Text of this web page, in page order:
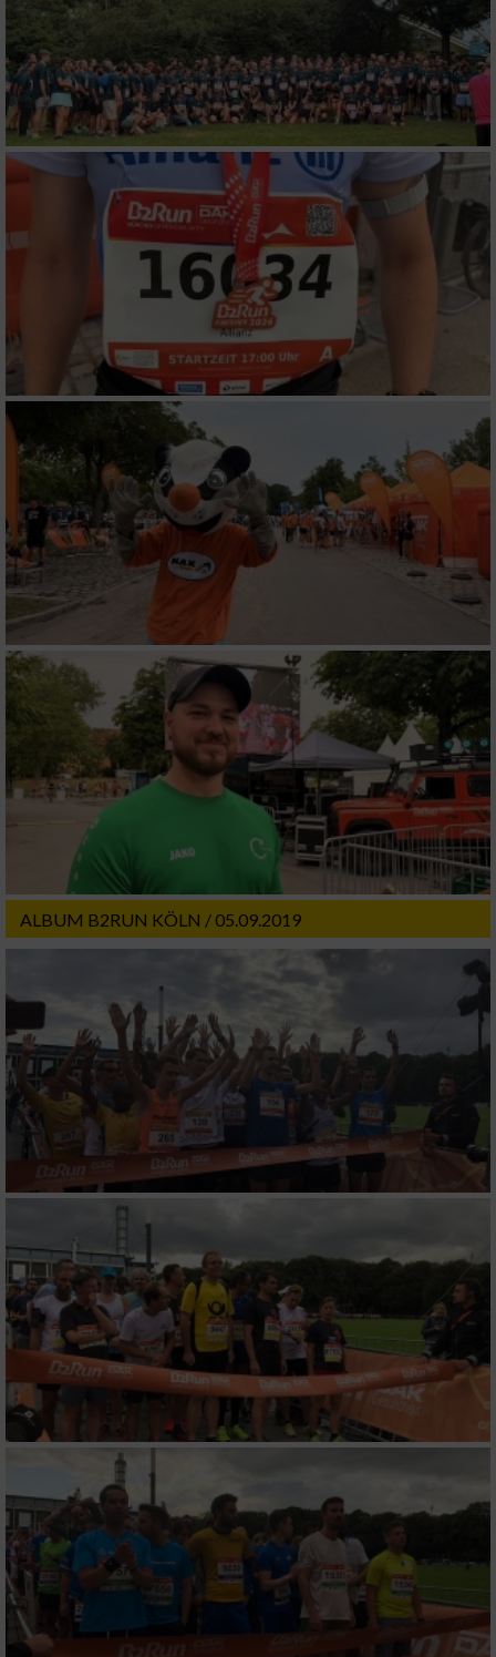
ALBUM B2RUN KÖLN / 05.09.2019
personalisierter Werbung
Erstellung von Profilen zur Personalisierung
von Inhalten
Verwendung von Profilen zur Auswahl
personalisierter Inhalte
Messung der Werbeleistung
Messung der Performance von Inhalten
Analyse von Zielgruppen durch Statistiken
oder Kombinationen von Daten aus
verschiedenen Quellen
Entwicklung und Verbesserung der Angebote
Verwendung reduzierter Daten zur Auswahl
von Inhalten
IAB-Besonderheiten:
Verwendung genauer Standortdaten
Geräte anhand von aktiv angeforderten
Informationen identifizieren
Nicht-IAB-Verarbeitungszwecke:
Notwendig
Performance
Funktional
Werbung